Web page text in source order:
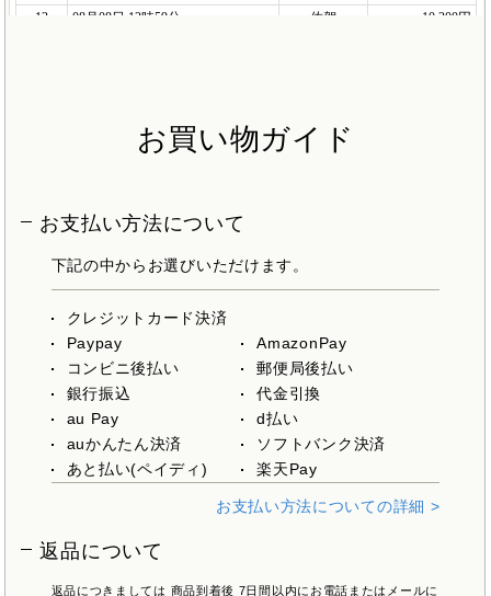
お買い物ガイド
お支払い方法について
下記の中からお選びいただけます。
クレジットカード決済
Paypay
AmazonPay
コンビニ後払い
郵便局後払い
銀行振込
代金引換
au Pay
d払い
auかんたん決済
ソフトバンク決済
あと払い(ペイディ)
楽天Pay
お支払い方法についての詳細 >
返品について
返品につきましては 商品到着後 7日間以内にお電話またはメールに